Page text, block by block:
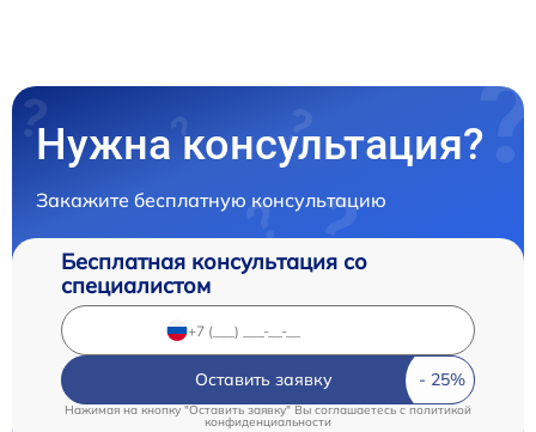
Нужна консультация?
Закажите бесплатную консультацию
Бесплатная консультация со
специалистом
Оставить заявку
Нажимая на кнопку "Оставить заявку" Вы соглашаетесь c политикой
конфиденциальности